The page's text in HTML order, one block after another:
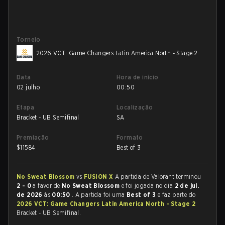
Torneio
2026 VCT: Game Changers Latin America North - Stage 2
Data
02 julho
Hora de início
00:50
Etapa
Bracket - UB Semifinal
Localização
SA
Premiação
$11584
Formato
Best of 3
No Sweat Blossom vs FUSION X A partida de Valorant terminou
2 - 0 a favor de No Sweat Blossom e foi jogada no dia 2 de jul.
de 2026às 00:50 . A partida foi uma Best of 3 e faz parte do
2026 VCT: Game Changers Latin America North - Stage 2
Bracket - UB Semifinal.